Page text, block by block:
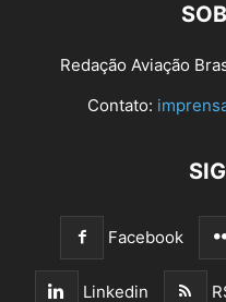
Redação Aviação
Contato:
Facebook
Linkedin